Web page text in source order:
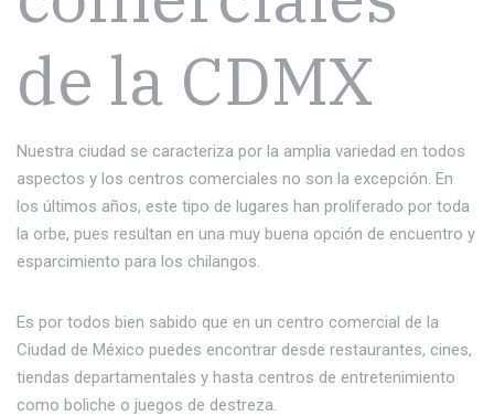
de la CDMX
Nuestra ciudad se caracteriza por la amplia variedad en todos
aspectos y los centros comerciales no son la excepción. En
los últimos años, este tipo de lugares han proliferado por toda
la orbe, pues resultan en una muy buena opción de encuentro y
esparcimiento para los chilangos.
Es por todos bien sabido que en un centro comercial de la
Ciudad de México puedes encontrar desde restaurantes, cines,
tiendas departamentales y hasta centros de entretenimiento
como boliche o juegos de destreza.